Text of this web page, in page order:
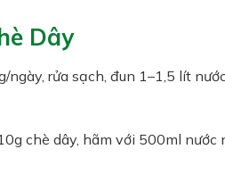
Dây
ngày, rửa sạch, đun 1–1,5 lít
chè dây, hãm với 500ml